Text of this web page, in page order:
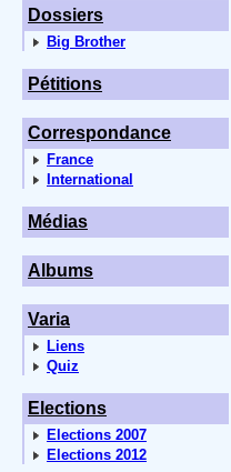
Dossiers
Big Brother
Pétitions
Correspondance
France
International
Médias
Albums
Varia
Liens
Quiz
Elections
Elections 2007
Elections 2012